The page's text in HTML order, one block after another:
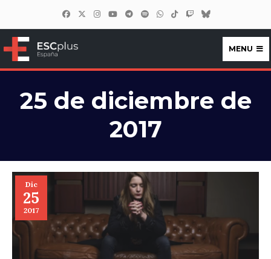
ESCplus España
MENU
25 de diciembre de
2017
Dic
25
2017